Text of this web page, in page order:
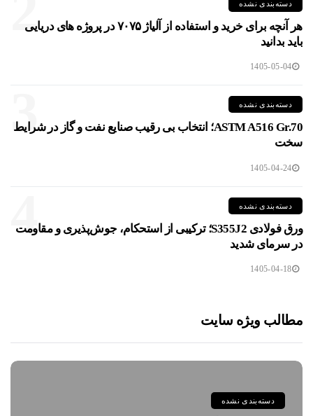
دسته‌بندی نشده
هر آنچه برای خرید و استفاده از آلیاژ ۷۰۷۵ در پروژه های دریایی
باید بدانید
1405-05-04
3 دسته‌بندی نشده
ASTM A516 Gr.70؛ انتخاب بی رقیب صنایع نفت و گاز در شرایط
سخت
1405-04-24
4 دسته‌بندی نشده
ورق فولادی S355J2؛ ترکیبی از استحکام، جوش‌پذیری و مقاومت
در سرمای شدید
1405-04-18
مطالب ویژه سایت
دسته‌بندی نشده